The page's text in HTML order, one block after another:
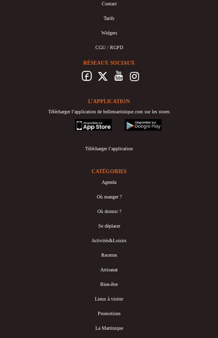
Contact
Tarifs
Widgets
CGU / RGPD
RÉSEAUX SOCIAUX
L’APPLICATION
Télécharger l’application de bellemartinique.com sur les stores
appstore
googleplay
Télécharger l’application
CATÉGORIES
Agenda
Où manger ?
Où dormir ?
Se déplacer
Activités&Loisirs
Recettes
Artisanat
Bien-être
Lieux à visiter
Promotions
La Martinique